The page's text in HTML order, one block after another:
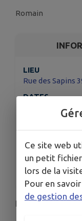
Romain
LIEU
Rue des Sapins
DATES
Du mar. 2 juin au
19h-22h jeux
TARIFS
Entrée gratuite
Rdv salle des
Ce site web
un petit
lors de la
Pour en
de gestion